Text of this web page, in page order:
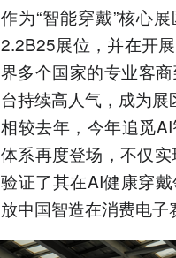
作为“智能穿戴”核心
2.2B25展位，并在开
界多个国家的专业客
台持续高人气，成为展
相较去年，今年追觅
体系再度登场，不仅实
验证了其在AI健康穿
放中国智造在消费电子